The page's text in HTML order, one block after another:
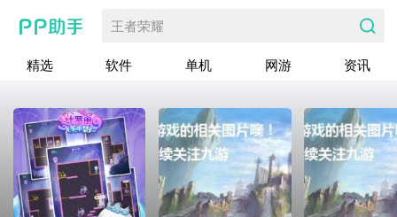
王者荣耀
精选 软件 单机 网游 资讯